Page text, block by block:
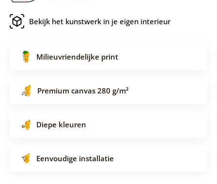
Bekijk het kunstwerk in je eigen interieur
Milieuvriendelijke print
Premium canvas 280 g/m²
Diepe kleuren
Eenvoudige installatie